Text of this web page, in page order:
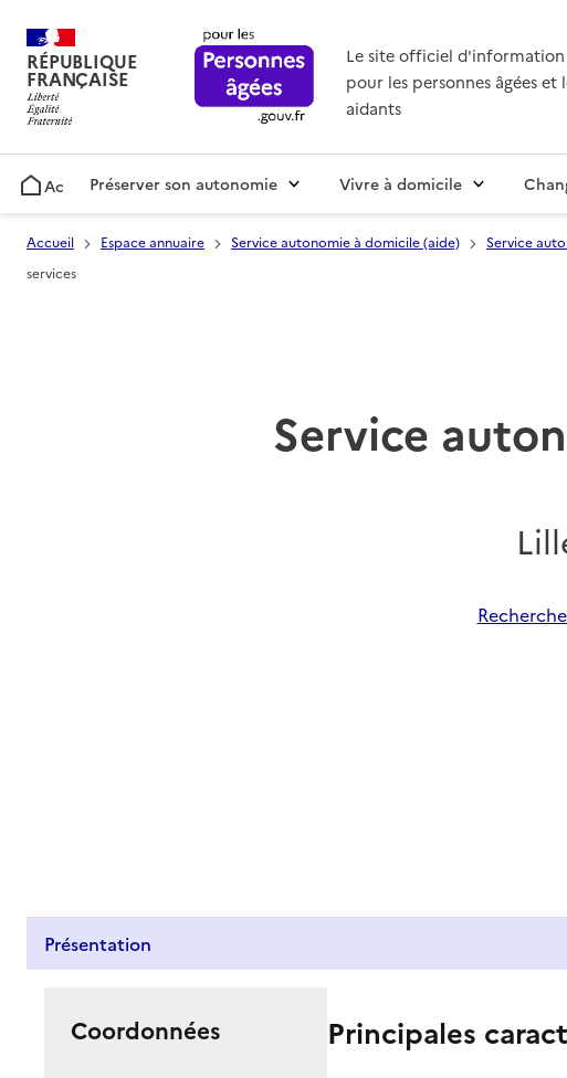
RÉPUBLIQUE
FRANÇAISE
Le site officiel d'information
pour les personnes âgées et
aidants
AccueilPréserver son autonomie Vivre à domicile
Accueil Espace annuaire Service autonomie à domicile (aide) Service
services
Service
Présentation
Coordonnées Principales